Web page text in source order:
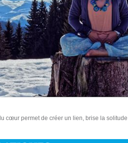
cœur permet de créer un lien, brise la